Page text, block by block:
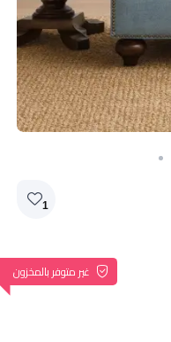
1
غير متوفر بالمخزون